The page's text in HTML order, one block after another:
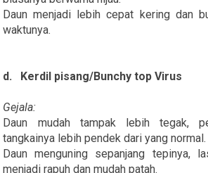
Daun menjadi lebih cepat kering dan
waktunya.
d. Kerdil pisang/Bunchy top Virus
Gejala:
Daun mudah tampak lebih tegak,
tangkainya lebih pendek dari yang normal.
Daun menguning sepanjang tepinya,
menjadi rapuh dan mudah patah.